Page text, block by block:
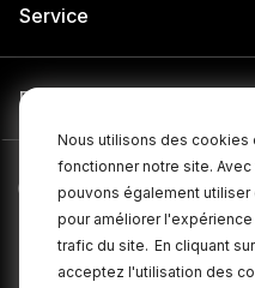
Nous utilisons des cookies
fonctionner notre site.
pouvons également
pour améliorer
trafic du site. En cliquant
acceptez l'utilisation des
Service
Entreprise